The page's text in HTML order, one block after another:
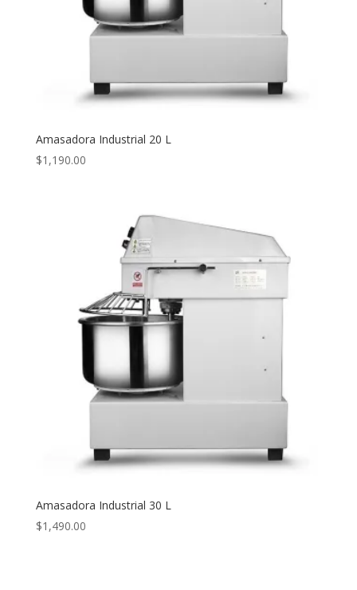
Amasadora Industrial 20 L
$1,190.00
Amasadora Industrial 30 L
$1,490.00